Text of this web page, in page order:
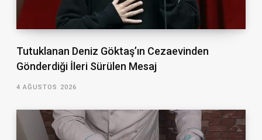
Tutuklanan Deniz Göktaş’ın Cezaevinden
Gönderdiği İleri Sürülen Mesaj
4 AĞUSTOS 2026